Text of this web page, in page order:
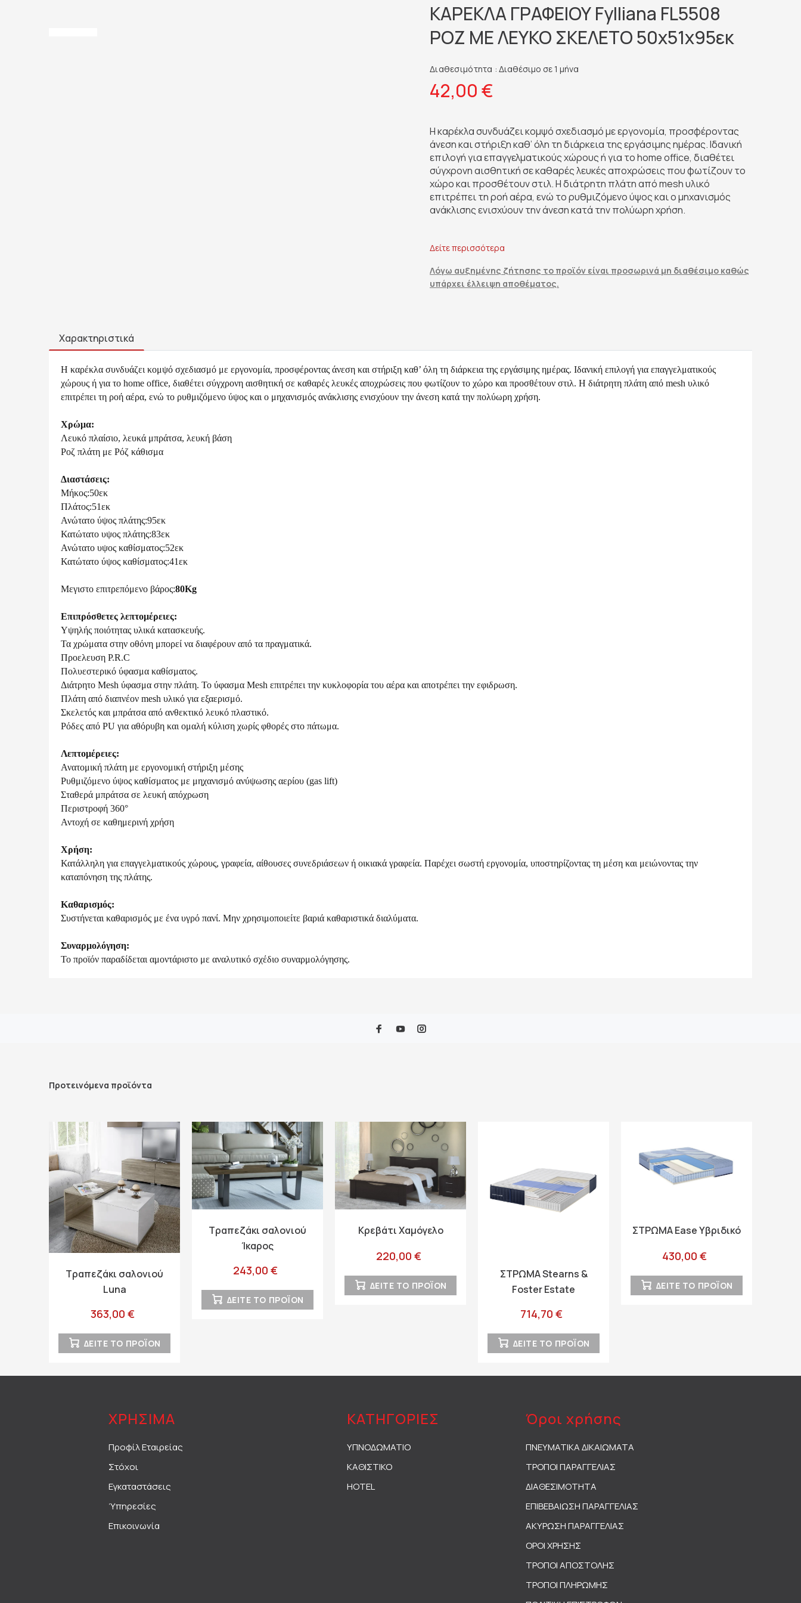
ΚΑΡΕΚΛΑ ΓΡΑΦΕΙΟΥ Fylliana FL5508
ΡΟΖ ΜΕ ΛΕΥΚΟ ΣΚΕΛΕΤΟ 50x51x95εκ
Διαθεσιμότητα :Διαθέσιμο σε 1 μήνα
42,00 €
Η καρέκλα συνδυάζει κομψό σχεδιασμό με εργονομία, προσφέροντας
άνεση και στήριξη καθ’ όλη τη διάρκεια της εργάσιμης ημέρας. Ιδανική
επιλογή για επαγγελματικούς χώρους ή για το home office, διαθέτει
σύγχρονη αισθητική σε καθαρές λευκές αποχρώσεις που φωτίζουν το
χώρο και προσθέτουν στιλ. Η διάτρητη πλάτη από mesh υλικό
επιτρέπει τη ροή αέρα, ενώ το ρυθμιζόμενο ύψος και ο μηχανισμός
ανάκλισης ενισχύουν την άνεση κατά την πολύωρη χρήση.
Δείτε περισσότερα
Λόγω αυξημένης ζήτησης το προϊόν είναι προσωρινά μη διαθέσιμο καθώς
υπάρχει έλλειψη αποθέματος.
Χαρακτηριστικά
Η καρέκλα συνδυάζει κομψό σχεδιασμό με εργονομία, προσφέροντας άνεση και στήριξη καθ’ όλη τη διάρκεια της εργάσιμης ημέρας. Ιδανική επιλογή για επαγγελματικούς
χώρους ή για το home office, διαθέτει σύγχρονη αισθητική σε καθαρές λευκές αποχρώσεις που φωτίζουν το χώρο και προσθέτουν στιλ. Η διάτρητη πλάτη από mesh υλικό
επιτρέπει τη ροή αέρα, ενώ το ρυθμιζόμενο ύψος και ο μηχανισμός ανάκλισης ενισχύουν την άνεση κατά την πολύωρη χρήση.
Χρώμα:
Λευκό πλαίσιο, λευκά μπράτσα, λευκή βάση
Ροζ πλάτη με Ρόζ κάθισμα
Διαστάσεις:
Μήκος:50εκ
Πλάτος:51εκ
Ανώτατο ύψος πλάτης:95εκ
Κατώτατο υψος πλάτης:83εκ
Ανώτατο υψος καθίσματος:52εκ
Κατώτατο ύψος καθίσματος:41εκ
Μεγιστο επιτρεπόμενο βάρος:80Kg
Επιπρόσθετες λεπτομέρειες:
Υψηλής ποιότητας υλικά κατασκευής.
Τα χρώματα στην οθόνη μπορεί να διαφέρουν από τα πραγματικά.
Προελευση P.R.C
Πολυεστερικό ύφασμα καθίσματος.
Διάτρητο Mesh ύφασμα στην πλάτη. Το ύφασμα Mesh επιτρέπει την κυκλοφορία του αέρα και αποτρέπει την εφιδρωση.
Πλάτη από διαπνέον mesh υλικό για εξαερισμό.
Σκελετός και μπράτσα από ανθεκτικό λευκό πλαστικό.
Ρόδες από PU για αθόρυβη και ομαλή κύλιση χωρίς φθορές στο πάτωμα.
Λεπτομέρειες:
Ανατομική πλάτη με εργονομική στήριξη μέσης
Ρυθμιζόμενο ύψος καθίσματος με μηχανισμό ανύψωσης αερίου (gas lift)
Σταθερά μπράτσα σε λευκή απόχρωση
Περιστροφή 360°
Αντοχή σε καθημερινή χρήση
Χρήση:
Κατάλληλη για επαγγελματικούς χώρους, γραφεία, αίθουσες συνεδριάσεων ή οικιακά γραφεία. Παρέχει σωστή εργονομία, υποστηρίζοντας τη μέση και μειώνοντας την
καταπόνηση της πλάτης.
Καθαρισμός:
Συστήνεται καθαρισμός με ένα υγρό πανί. Μην χρησιμοποιείτε βαριά καθαριστικά διαλύματα.
Συναρμολόγηση:
Το προϊόν παραδίδεται αμοντάριστο με αναλυτικό σχέδιο συναρμολόγησης.
Προτεινόμενα προϊόντα
Τραπεζάκι σαλονιού
Luna
363,00 €
ΔΕΙΤΕ ΤΟ ΠΡΟΪΟΝ
Τραπεζάκι σαλονιού
Ίκαρος
243,00 €
ΔΕΙΤΕ ΤΟ ΠΡΟΪΟΝ
Κρεβάτι Χαμόγελο
220,00 €
ΔΕΙΤΕ ΤΟ ΠΡΟΪΟΝ
ΣΤΡΩΜΑ Stearns &
Foster Estate
714,70 €
ΔΕΙΤΕ ΤΟ ΠΡΟΪΟΝ
ΣΤΡΩΜΑ Ease Υβριδικό
430,00 €
ΔΕΙΤΕ ΤΟ ΠΡΟΪΟΝ
ΧΡΗΣΙΜΑ
Προφίλ Εταιρείας
Στόχοι
Εγκαταστάσεις
Ύπηρεσίες
Επικοινωνία
ΚΑΤΗΓΟΡΙΕΣ
ΥΠΝΟΔΩΜΑΤΙΟ
ΚΑΘΙΣΤΙΚΟ
HOTEL
Όροι χρήσης
ΠΝΕΥΜΑΤΙΚΑ ΔΙΚΑΙΩΜΑΤΑ
ΤΡΟΠΟΙ ΠΑΡΑΓΓΕΛΙΑΣ
ΔΙΑΘΕΣΙΜΟΤΗΤΑ
ΕΠΙΒΕΒΑΙΩΣΗ ΠΑΡΑΓΓΕΛΙΑΣ
ΑΚΥΡΩΣΗ ΠΑΡΑΓΓΕΛΙΑΣ
ΟΡΟΙ ΧΡΗΣΗΣ
ΤΡΟΠΟΙ ΑΠΟΣΤΟΛΗΣ
ΤΡΟΠΟΙ ΠΛΗΡΩΜΗΣ